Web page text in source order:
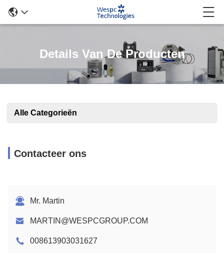
Details Van De Producten
Alle Categorieën
Contacteer ons
Mr. Martin
MARTIN@WESPCGROUP.COM
008613903031627